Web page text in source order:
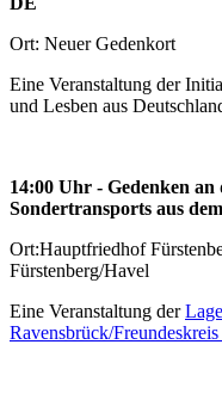
Ort: Neuer Gedenkort
Eine Veranstaltung der
und Lesben aus
14:00 Uhr - Gedenken an
Sondertransports aus
Ort:Hauptfriedhof
Fürstenberg/Havel
Eine Veranstaltung der
Ravensbrück/Freundeskreis